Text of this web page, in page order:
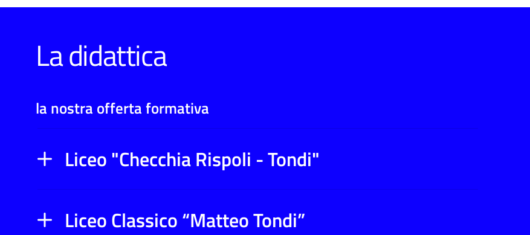
La didattica
la nostra offerta formativa
Liceo "Checchia Rispoli - Tondi"
Liceo Classico “Matteo Tondi”